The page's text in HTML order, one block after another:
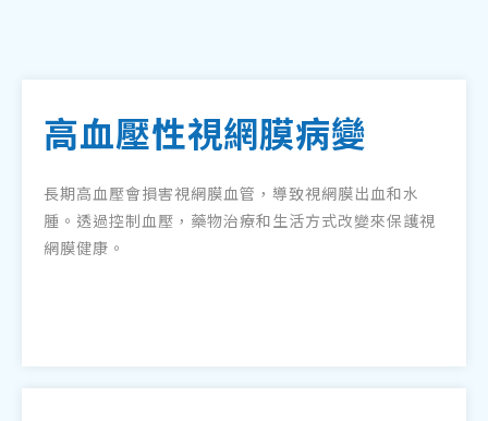
高血壓性視網膜病變
長期高血壓會損害視網膜血管，導致視網膜出血和水
腫。透過控制血壓，藥物治療和生活方式改變來保護視
網膜健康。